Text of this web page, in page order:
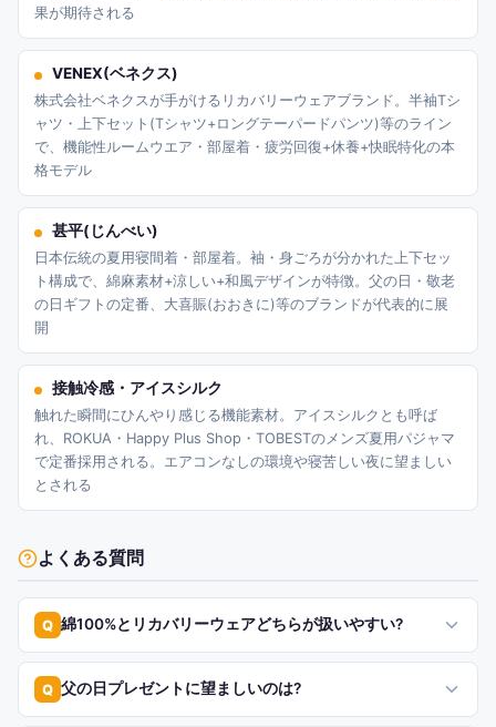
果が期待される
VENEX(ベネクス)
株式会社ベネクスが手がけるリカバリーウェアブランド。半袖Tシ
ャツ・上下セット(Tシャツ+ロングテーパードパンツ)等のライン
で、機能性ルームウエア・部屋着・疲労回復+休養+快眠特化の本
格モデル
甚平(じんべい)
日本伝統の夏用寝間着・部屋着。袖・身ごろが分かれた上下セッ
ト構成で、綿麻素材+涼しい+和風デザインが特徴。父の日・敬老
の日ギフトの定番、大喜賑(おおきに)等のブランドが代表的に展
開
接触冷感・アイスシルク
触れた瞬間にひんやり感じる機能素材。アイスシルクとも呼ば
れ、ROKUA・Happy Plus Shop・TOBESTのメンズ夏用パジャマ
で定番採用される。エアコンなしの環境や寝苦しい夜に望ましい
とされる
よくある質問
Q 綿100%とリカバリーウェアどちらが扱いやすい?
Q 父の日プレゼントに望ましいのは?